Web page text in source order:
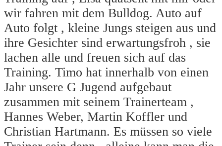
wir fahren mit dem Bulldog. Auto auf
Auto folgt , kleine Jungs steigen aus und
ihre Gesichter sind erwartungsfroh , sie
lachen alle und freuen sich auf das
Training. Timo hat innerhalb von einen
Jahr unsere G Jugend aufgebaut
zusammen mit seinem Trainerteam ,
Hannes Weber, Martin Koffler und
Christian Hartmann. Es müssen so viele